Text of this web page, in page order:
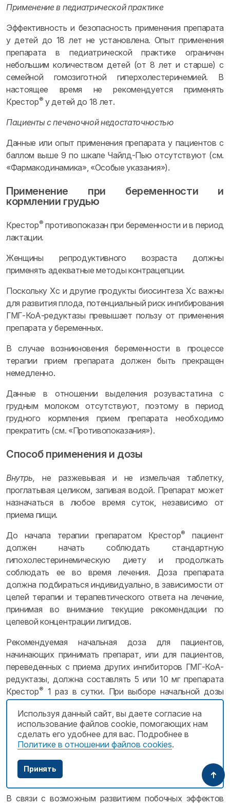
Применение в педиатрической практике
Эффективность и безопасность применения препарата
у детей до 18 лет не установлена. Опыт применения
препарата в педиатрической практике ограничен
небольшим количеством детей (от 8 лет и старше) с
семейной гомозиготной гиперхолестеринемией. В
настоящее время не рекомендуется применять
Крестор® у детей до 18 лет.
Пациенты с печеночной недостаточностью
Данные или опыт применения препарата у пациентов с
баллом выше 9 по шкале Чайлд-Пью отсутствуют (см.
«Фармакодинамика», «Особые указания»).
Применение при беременности и
кормлении грудью
Крестор® противопоказан при беременности и в период
лактации.
Женщины репродуктивного возраста должны
применять адекватные методы контрацепции.
Поскольку Хс и другие продукты биосинтеза Хс важны
для развития плода, потенциальный риск ингибирования
ГМГ-КоА-редуктазы превышает пользу от применения
препарата у беременных.
В случае возникновения беременности в процессе
терапии прием препарата должен быть прекращен
немедленно.
Данные в отношении выделения розувастатина с
грудным молоком отсутствуют, поэтому в период
грудного кормления прием препарата необходимо
прекратить (см. «Противопоказания»).
Способ применения и дозы
Внутрь, не разжевывая и не измельчая таблетку,
проглатывая целиком, запивая водой. Препарат может
назначаться в любое время суток, независимо от
приема пищи.
До начала терапии препаратом Крестор®
пациент
должен начать соблюдать стандартную
гипохолестеринемическую диету и продолжать
соблюдать ее во время лечения. Доза препарата
должна подбираться индивидуально, в зависимости от
целей терапии и терапевтического ответа на лечение,
принимая во внимание текущие рекомендации по
целевой концентрации липидов.
Рекомендуемая начальная доза для пациентов,
начинающих принимать препарат, или для пациентов,
переведенных с приема других ингибиторов ГМГ-КоА-
редуктазы, должна составлять 5 или 10 мг препарата
Крестор® 1 раз в сутки. При выборе начальной дозы
следует руководствоваться индивидуальной
концентрацией Хс и принимать во внимание возможный
риск развития сердечно-сосудистых осложнений, а
также необходимо оценивать потенциальный риск
доза может быть увеличена до большей через 4 нед
(см. «Фармакодинамика»).
В связи с возможным развитием побочных эффектов
Используя данный сайт, вы даете согласие на
использование файлов cookie, помогающих нам
сделать его удобнее для вас. Подробнее в
Политике в отношении файлов cookies.
Принять